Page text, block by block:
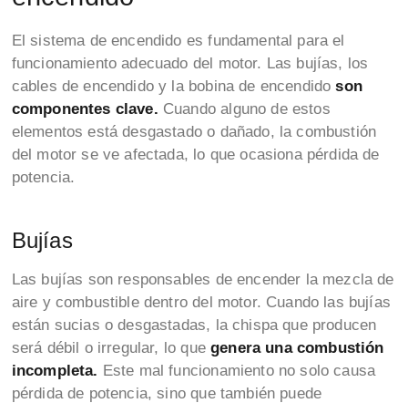
El sistema de encendido es fundamental para el
funcionamiento adecuado del motor. Las bujías, los
cables de encendido y la bobina de encendidoson
componentes clave. Cuando alguno de estos
elementos está desgastado o dañado, la combustión
del motor se ve afectada, lo que ocasiona pérdida de
potencia.
Bujías
Las bujías son responsables de encender la mezcla de
aire y combustible dentro del motor. Cuando las bujías
están sucias o desgastadas, la chispa que producen
será débil o irregular, lo quegenera una combustión
incompleta. Este mal funcionamiento no solo causa
pérdida de potencia, sino que también puede